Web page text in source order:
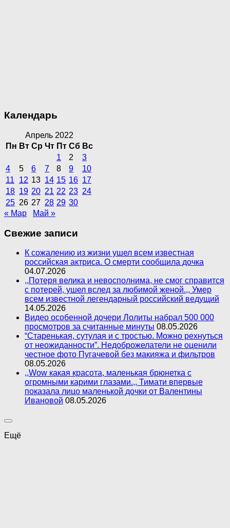
Календарь
Апрель 2022
Пн Вт Ср Чт Пт Сб Вс
1
2
3
4
5 6 7 8 9
10
11
12 13 14 15 16 17
18 19 20 21 22 23 24
25 26 27 28 29 30
« Мар
Май »
Свежие записи
К сожалению из жизни ушел всем известная
российская актриса. О смерти сообщила дочка
04.07.2026
,,Потеря велика и невосполнима, не смог справится
с потерей, ушел вслед за любимой женой.,, Умер
всем известной легендарный российский ведущий
14.05.2026
Видео особенной дочери Лолиты набрал 500 000
просмотров за считанные минуты 08.05.2026
“Старенькая, сутулая и с тростью. Можно рехнуться
от неожиданности”. Недоброжелатели не оценили
честное фото Пугачевой без макияжа и фильтров
08.05.2026
,,Wow какая красота, маленькая брюнетка с
огромными карими глазами.,, Тимати впервые
показала лицо маленькой дочки от Валентины
Ивановой 08.05.2026
Ещё